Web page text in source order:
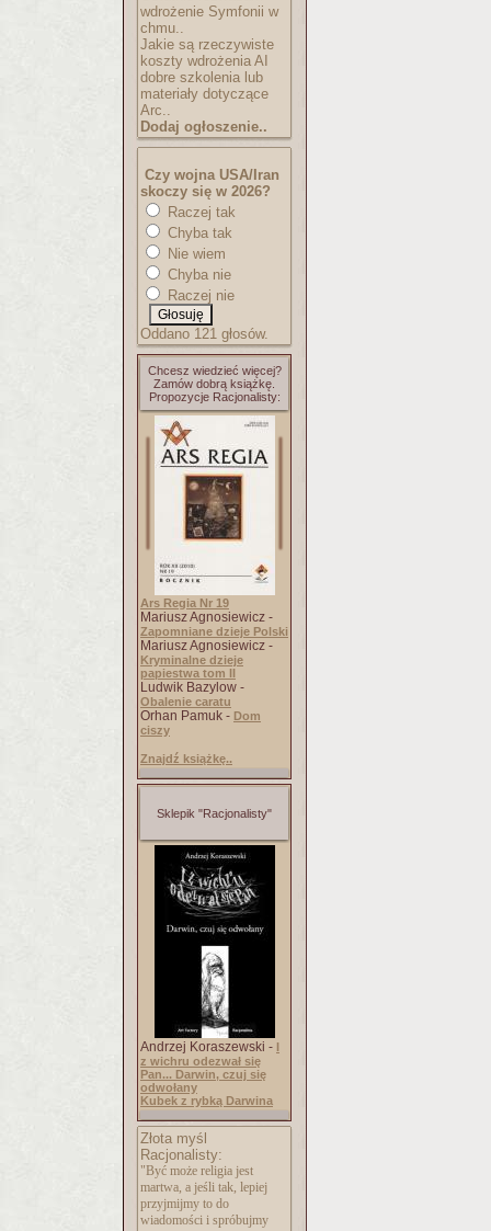
wdrożenie Symfonii w
chmu..
Jakie są rzeczywiste
koszty wdrożenia AI
dobre szkolenia lub
materiały dotyczące
Arc..
Dodaj ogłoszenie..
Czy wojna USA/Iran
skoczy się w 2026?
Raczej tak
Chyba tak
Nie wiem
Chyba nie
Raczej nie
Oddano 121 głosów.
Chcesz wiedzieć więcej?
Zamów dobrą książkę.
Propozycje Racjonalisty:
Ars Regia Nr 19
Mariusz Agnosiewicz -
Zapomniane dzieje Polski
Mariusz Agnosiewicz -
Kryminalne dzieje
papiestwa tom II
Ludwik Bazylow -
Obalenie caratu
Orhan Pamuk - Dom
ciszy
Znajdź książkę..
Sklepik "Racjonalisty"
Andrzej Koraszewski - I
z wichru odezwał się
Pan... Darwin, czuj się
odwołany
Kubek z rybką Darwina
Złota myśl
Racjonalisty:
"Być może religia jest
martwa, a jeśli tak, lepiej
przyjmijmy to do
wiadomości i spróbujmy